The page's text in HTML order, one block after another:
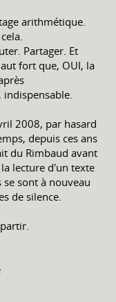
arithmétique.
Partager. Et
fort que, OUI, la
2008, par hasard
depuis ces ans
du Rimbaud avant
lecture d'un texte
sont à nouveau
de silence.